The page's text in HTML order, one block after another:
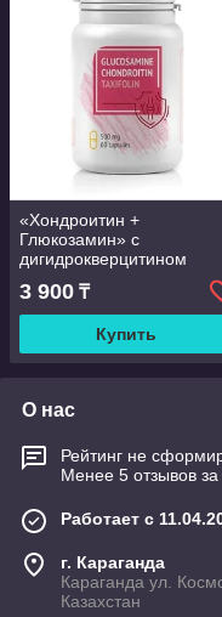
«Хондроитин +
Глюкозамин» с
дигидрокверцитином
3 900 ₸
Купить
О нас
Рейтинг не
Менее 5 отзывов
Работает с
г. Караганда
Караганда ул.
Казахстан